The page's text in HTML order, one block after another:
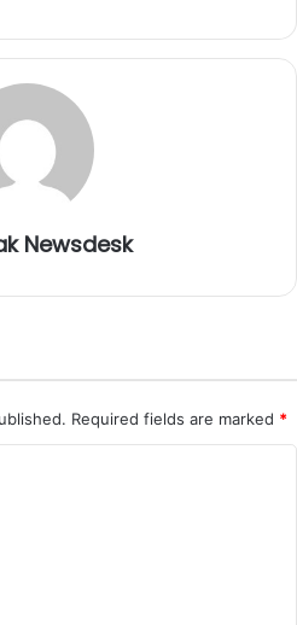
Newsdesk
Required fields are marked *